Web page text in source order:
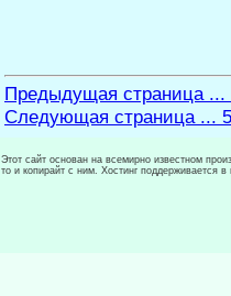
Предыдущая страница ...
Следующая страница ...
Этот сайт основан на всемирно известном
то и копирайт с ним. Хостинг поддерживается